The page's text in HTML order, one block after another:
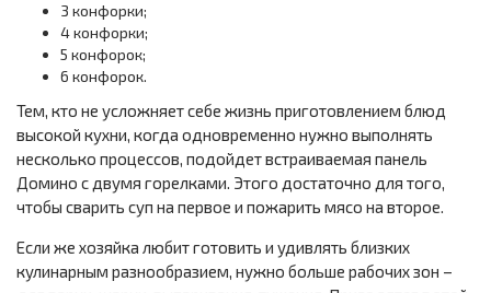
3 конфорки;
4 конфорки;
5 конфорок;
6 конфорок.
Тем, кто не усложняет себе жизнь приготовлением блюд
высокой кухни, когда одновременно нужно выполнять
несколько процессов, подойдет встраиваемая панель
Домино с двумя горелками. Этого достаточно для того,
чтобы сварить суп на первое и пожарить мясо на второе.
Если же хозяйка любит готовить и удивлять близких
кулинарным разнообразием, нужно больше рабочих зон –